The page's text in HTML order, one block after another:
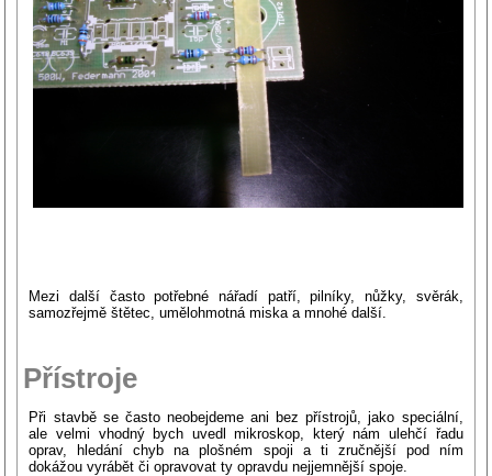
Mezi další často potřebné nářadí patří, pilníky, nůžky, svěrák,
samozřejmě štětec, umělohmotná miska a mnohé další.
Přístroje
Při stavbě se často neobejdeme ani bez přístrojů, jako speciální,
ale velmi vhodný bych uvedl mikroskop, který nám ulehčí řadu
oprav, hledání chyb na plošném spoji a ti zručnější pod ním
dokážou vyrábět či opravovat ty opravdu nejjemnější spoje.